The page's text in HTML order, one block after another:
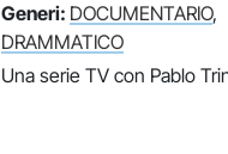
Generi: DOCUMENTARIO,
DRAMMATICO
Una serie TV con Pablo